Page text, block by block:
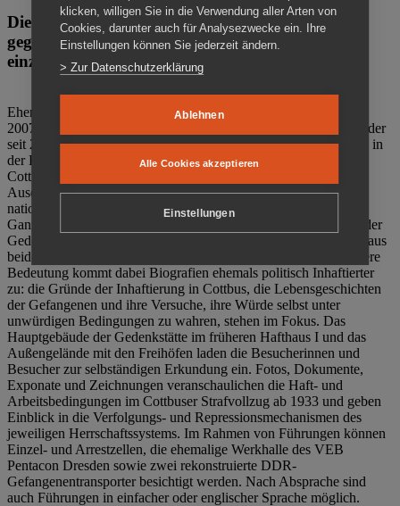
Die Gedenkstätte Zuchthaus Cottbus ist ein Ort
gegen das Vergessen. Anschaulich, nah und
einzigartig.
Ehemalige politische Häftlinge der DDR gründeten im Oktober
2007 den Verein Menschenrechtszentrum Cottbus e. V. (MRZ), der
seit 2011 Eigentümer des ehemaligen Gefängnisses (1860-2002) in
der Bautzener Straße und Träger der Gedenkstätte Zuchthaus
Cottbus ist. Im Zentrum der Arbeit der Gedenkstätte steht die
Auseinandersetzung mit politischem Unrecht während der
nationalsozialistischen Terrorherrschaft und der SED-Diktatur.
Ganzjährig zeigen mehrere Dauer- und Sonderausstellungen in der
Gedenkstätte Zuchthaus Cottbus Beispiele politischen Unrechts aus
beiden deutschen Diktaturen des 20. Jahrhunderts. Eine besondere
Bedeutung kommt dabei Biografien ehemals politisch Inhaftierter
zu: die Gründe der Inhaftierung in Cottbus, die Lebensgeschichten
der Gefangenen und ihre Versuche, ihre Würde selbst unter
unwürdigen Bedingungen zu wahren, stehen im Fokus. Das
Hauptgebäude der Gedenkstätte im früheren Hafthaus I und das
Außengelände mit den Freihöfen laden die Besucherinnen und
Besucher zur selbständigen Erkundung ein. Fotos, Dokumente,
Exponate und Zeichnungen veranschaulichen die Haft- und
Arbeitsbedingungen im Cottbuser Strafvollzug ab 1933 und geben
Einblick in die Verfolgungs- und Repressionsmechanismen des
jeweiligen Herrschaftssystems. Im Rahmen von Führungen können
Einzel- und Arrestzellen, die ehemalige Werkhalle des VEB
Pentacon Dresden sowie zwei rekonstruierte DDR-
Gefangenentransporter besichtigt werden. Nach Absprache sind
auch Führungen in einfacher oder englischer Sprache möglich.
klicken, willigen Sie in die Verwendung aller Arten von
Cookies, darunter auch für Analysezwecke ein. Ihre
Einstellungen können Sie jederzeit ändern.
> Zur Datenschutzerklärung
Ablehnen
Alle Cookies akzeptieren
Einstellungen